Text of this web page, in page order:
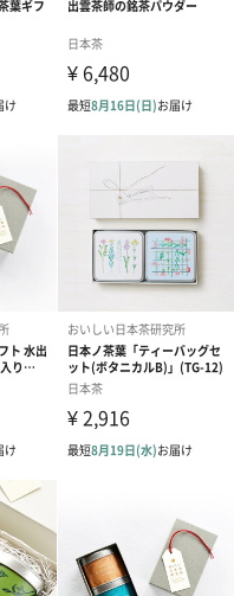
グリーティング）
なシーンのメッセージカ
部変更する場合がありま
セージカ
you）ピ
）
【誕生日】
Birthday ホワ
刷なし）（